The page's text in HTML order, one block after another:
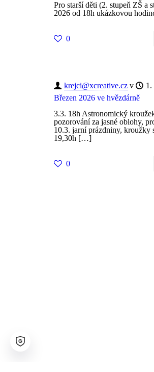
Pro starší děti (2. stupeň ZŠ a
2026 od 18h ukázkovou
0
krejci@xcreative.cz v
1.
Březen 2026 ve hvězdárně
3.3. 18h Astronomický
pozorování za jasné oblohy,
10.3. jarní prázdniny, kroužky
19,30h […]
0